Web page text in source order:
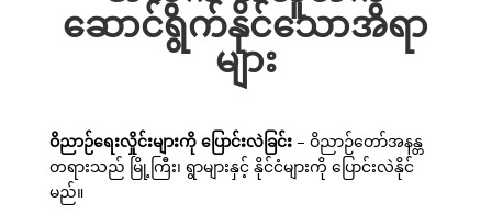
ဆောင်ရွက်နိုင်သောအရာ
များ
ဝိညာဉ်ရေးလှိုင်းများကို ပြောင်းလဲခြင်း– ဝိညာဉ်တော်အနန္တ
တရားသည် မြို့ကြီး၊ ရွာများနှင့် နိုင်ငံများကို ပြောင်းလဲနိုင်
မည်။